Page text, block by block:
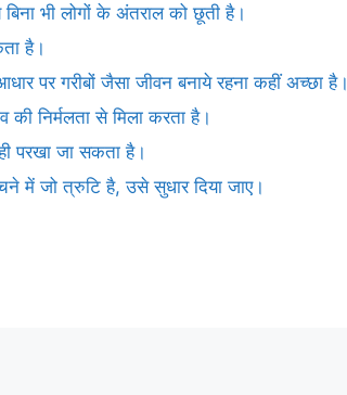
भी लोगों के अंतराल को छूती है।
है।
पर गरीबों जैसा जीवन बनाये रहना कहीं अच्छा है।
निर्मलता से मिला करता है।
परखा जा सकता है।
में जो त्रुटि है, उसे सुधार दिया जाए।